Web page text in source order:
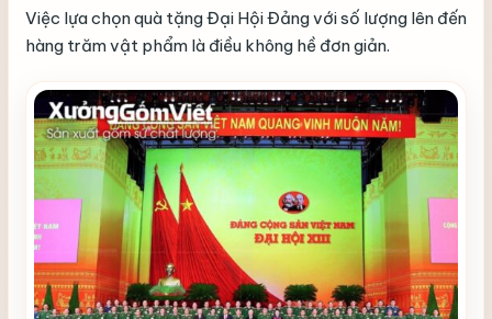
Việc lựa chọn quà tặng Đại Hội Đảng với số lượng lên đến
hàng trăm vật phẩm là điều không hề đơn giản.